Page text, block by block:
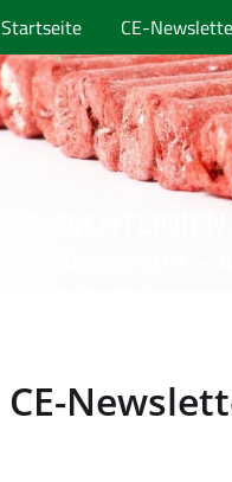
Startseite CE-
CE-
CE-Newsletter
CE-